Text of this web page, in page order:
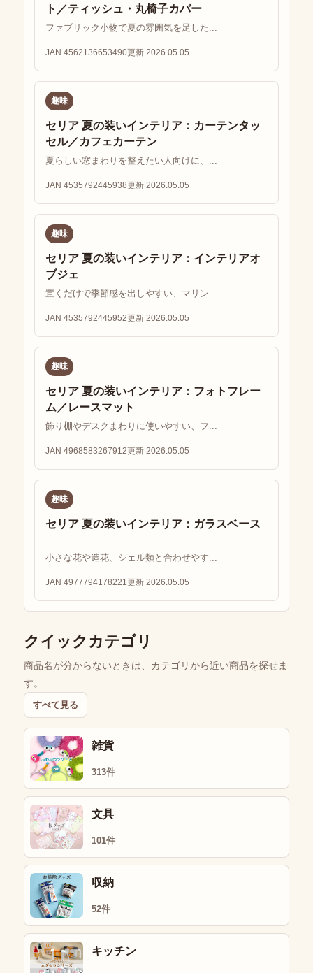
ト／ティッシュ・丸椅子カバー
ファブリック小物で夏の雰囲気を足した...
JAN 4562136653490更新 2026.05.05
趣味
セリア 夏の装いインテリア：カーテンタッ
セル／カフェカーテン
夏らしい窓まわりを整えたい人向けに、...
JAN 4535792445938更新 2026.05.05
趣味
セリア 夏の装いインテリア：インテリアオ
ブジェ
置くだけで季節感を出しやすい、マリン...
JAN 4535792445952更新 2026.05.05
趣味
セリア 夏の装いインテリア：フォトフレー
ム／レースマット
飾り棚やデスクまわりに使いやすい、フ...
JAN 4968583267912更新 2026.05.05
趣味
セリア 夏の装いインテリア：ガラスベース
小さな花や造花、シェル類と合わせやす...
JAN 4977794178221 更新 2026.05.05
クイックカテゴリ
商品名が分からないときは、カテゴリから近い商品を探せま
す。
すべて見る
雑貨
313件
文具
101件
収納
52件
キッチン